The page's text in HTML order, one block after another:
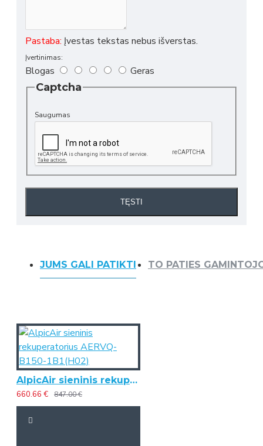
Pastaba: Įvestas tekstas nebus išverstas.
Įvertinimas:
Blogas
Geras
Captcha
Saugumas
TĘSTI
JUMS GALI PATIKTI TO PATIES
AlpicAir sieninis rekuperatorius AERVQ-B150-1B1(H02)
660.66 € 847.00 €